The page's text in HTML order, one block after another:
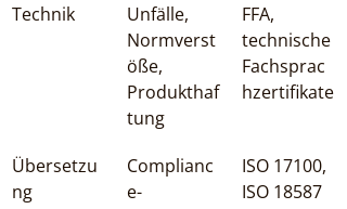
Technik
Unfälle,
Normverst
öße,
Produkthaf
tung
FFA,
technische
Fachsprac
hzertifikate
Übersetzu
ng
Complianc
e-
ISO 17100,
ISO 18587